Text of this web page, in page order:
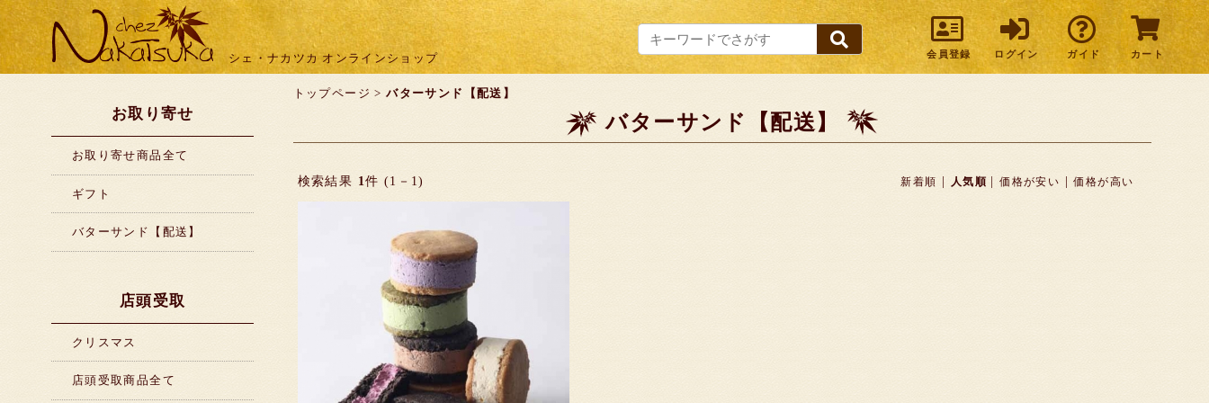
会員登録 ログイン ガイド カート
シェ・ナカツカ オンラインショップ
お取り寄せ
お取り寄せ商品全て
ギフト
バターサンド【配送】
店頭受取
クリスマス
店頭受取商品全て
トップページ >バターサンド【配送】
バターサンド【配送】
検索結果 1件 (1－1) 新着順 人気順 |価格が安い |価格が高い